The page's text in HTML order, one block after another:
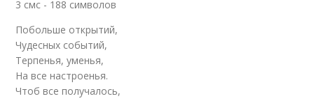
3 смс - 188 символов
Побольше открытий,
Чудесных событий,
Терпенья, уменья,
На все настроенья.
Чтоб все получалось,